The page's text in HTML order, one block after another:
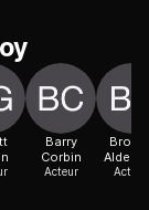
Barry
Corbin
Acteur Actrice